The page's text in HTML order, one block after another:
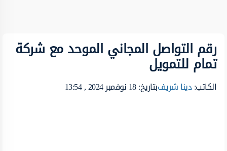
رقم التواصل المجاني الموحد مع شركة
تمام للتمويل
الكاتب:دينا شريفبتاريخ: 18 نوفمبر 2024 , 13:54